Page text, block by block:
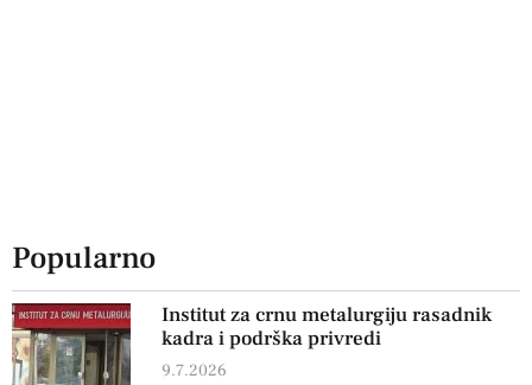
Popularno
Institut za crnu metalurgiju rasadnik
kadra i podrška privredi
9.7.2026